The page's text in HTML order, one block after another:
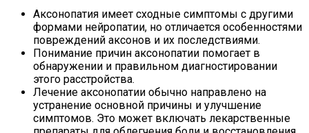
Аксонопатия имеет сходные симптомы с другими
формами нейропатии, но отличается особенностями
повреждений аксонов и их последствиями.
Понимание причин аксонопатии помогает в
обнаружении и правильном диагностировании
этого расстройства.
Лечение аксонопатии обычно направлено на
устранение основной причины и улучшение
симптомов. Это может включать лекарственные